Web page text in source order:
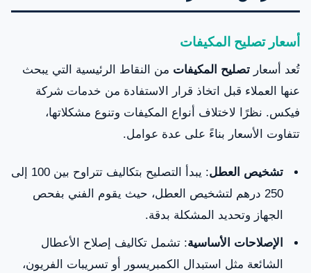
أسعار تصليح المكيفات
تُعد أسعار تصليح المكيفات من النقاط الرئيسية التي يبحث
عنها العملاء قبل اتخاذ قرار الاستفادة من خدمات شركة
فيكس. نظرًا لاختلاف أنواع المكيفات وتنوع مشكلاتها،
تتفاوت الأسعار بناءً على عدة عوامل.
تشخيص العطل
: يبدأ التصليح بتكاليف تتراوح بين 100 إلى
250 درهم لتشخيص العطل، حيث يقوم الفني بفحص
الجهاز وتحديد المشكلة بدقة.
الإصلاحات الأساسية: تشمل تكاليف إصلاح الأعطال
الشائعة مثل استبدال الكمبريسور أو تسريبات الفريون،